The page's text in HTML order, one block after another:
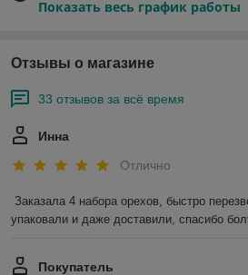
Показать весь график работы
Отзывы о магазине
33 отзывов за всё время
Инна
Отлично
Заказала 4 набора орехов, быстро
упаковали и даже доставили, спасибо
Покупатель